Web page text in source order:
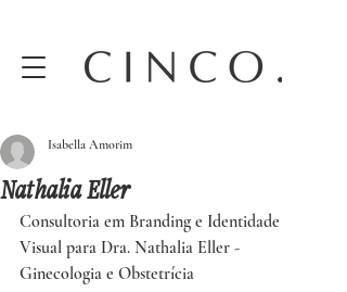
Nathalia Eller
Isabella Amorim
Consultoria em Branding e Identidade
Visual para Dra. Nathalia Eller -
Ginecologia e Obstetrícia